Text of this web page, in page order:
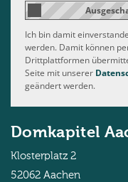
Ich bin damit
werden. Damit können
Drittplattformen
Seite mit unserer
geändert werden.
Domkapitel
Klosterplatz 2
52062 Aachen